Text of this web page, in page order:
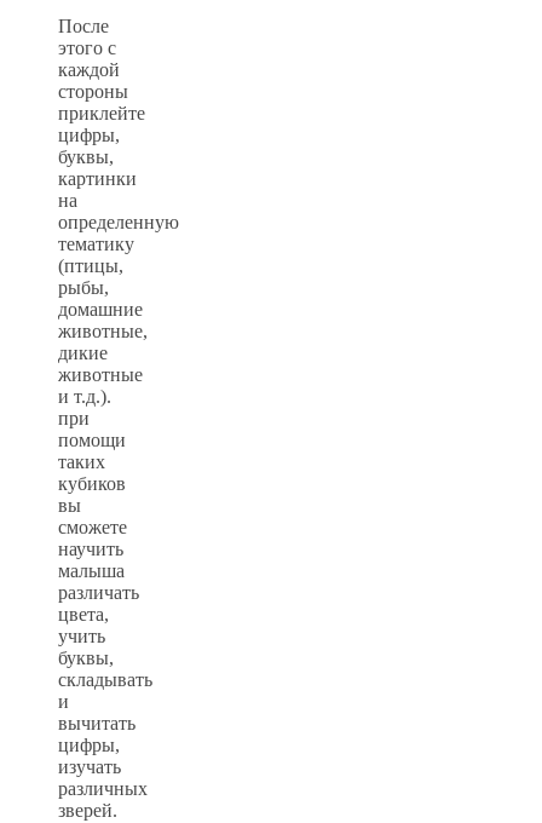
После
этого с
каждой
стороны
приклейте
цифры,
буквы,
картинки
на
определенную
тематику
(птицы,
рыбы,
домашние
животные,
дикие
животные
и т.д.).
при
помощи
таких
кубиков
вы
сможете
научить
малыша
различать
цвета,
учить
буквы,
складывать
и
вычитать
цифры,
изучать
различных
зверей.